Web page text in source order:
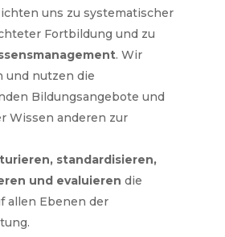
uns zu systematischer
Fortbildung und zu
. Wir
und nutzen die
Bildungsangebote und
Wissen anderen zur
standardisieren,
und evaluieren die
allen Ebenen der